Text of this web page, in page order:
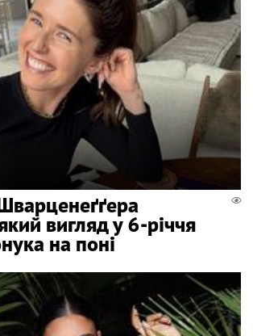
вигляд у 6-річчя
на поні